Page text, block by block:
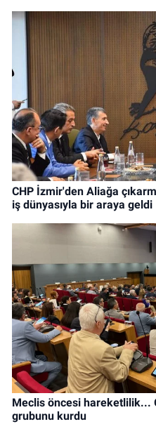
CHP İzmir'den Aliağa
iş dünyasıyla bir araya geldi
Meclis öncesi hareketlilik...
grubunu kurdu